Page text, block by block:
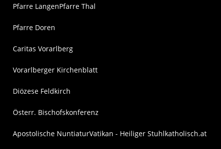
Pfarre LangenPfarre Thal
Pfarre Doren
Caritas Vorarlberg
Vorarlberger Kirchenblatt
Diözese Feldkirch
Österr. Bischofskonferenz
Apostolische NuntiaturVatikan - Heiliger Stuhlkatholisch.at